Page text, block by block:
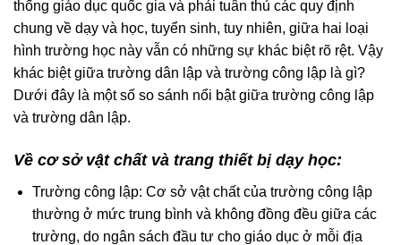
thống giáo dục quốc gia và phải tuân thủ các quy định
chung về dạy và học, tuyển sinh, tuy nhiên, giữa hai loại
hình trường học này vẫn có những sự khác biệt rõ rệt. Vậy
khác biệt giữa trường dân lập và trường công lập là gì?
Dưới đây là một số so sánh nổi bật giữa trường công lập
và trường dân lập.
Về cơ sở vật chất và trang thiết bị dạy học:
Trường công lập: Cơ sở vật chất của trường công lập
thường ở mức trung bình và không đồng đều giữa các
trường, do ngân sách đầu tư cho giáo dục ở mỗi địa